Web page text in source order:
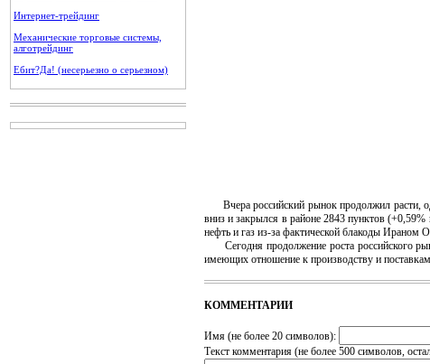
Интернет-трейдинг
Механические торговые системы,
алготрейдинг
Ебит?Да! (несерьезно о серьезном)
Вчера российский рынок продолжил расти,
вниз и закрылся в районе 2843 пунктов (+0,59%
нефть и газ из-за фактической блакоды Ираном
Сегодня продолжение роста российского
имеющих отношение к производству и
КОММЕНТАРИИ
Имя (не более 20 символов):
Текст комментария (не более 500 символов,